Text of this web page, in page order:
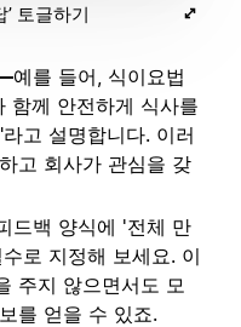
토글하기
예를 들어, 식이요법
함께 안전하게 식사를
고 설명합니다. 이러
고 회사가 관심을 갖
드백 양식에 '전체 만
로 지정해 보세요. 이
주지 않으면서도 모
를 얻을 수 있죠.